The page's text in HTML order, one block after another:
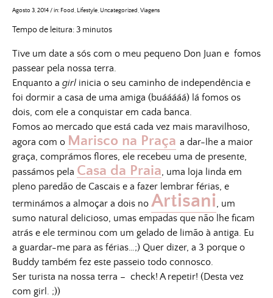
Agosto 3, 2014/in: Food Lifestyle Uncategorized Viagens
Tempo de leitura:3 minutos
Tive um date a sós com o meu pequeno Don Juan e fomos
passear pela nossa terra.
Enquanto a girl inicia o seu caminho de independência e
foi dormir a casa de uma amiga (buááááá) lá fomos os
dois, com ele a conquistar em cada banca.
Fomos ao mercado que está cada vez mais maravilhoso,
agora com o Marisco na Praça a dar-lhe a maior
graça, comprámos flores, ele recebeu uma de presente,
passámos pela Casa da Praia, uma loja linda em
pleno paredão de Cascais e a fazer lembrar férias, e
terminámos a almoçar a dois no Artisani, um
sumo natural delicioso, umas empadas que não lhe ficam
atrás e ele terminou com um gelado de limão à antiga. Eu
a guardar-me para as férias…;) Quer dizer, a 3 porque o
Buddy também fez este passeio todo connosco.
Ser turista na nossa terra – check! A repetir! (Desta vez
com girl. ;))